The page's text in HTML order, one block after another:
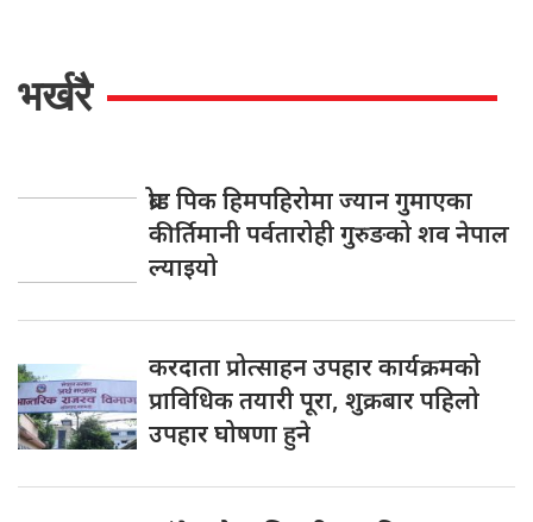
भर्खरै
ब्रोड पिक हिमपहिरोमा ज्यान गुमाएका
कीर्तिमानी पर्वतारोही गुरुङको शव नेपाल
ल्याइयो
करदाता प्रोत्साहन उपहार कार्यक्रमको
प्राविधिक तयारी पूरा, शुक्रबार पहिलो
उपहार घोषणा हुने